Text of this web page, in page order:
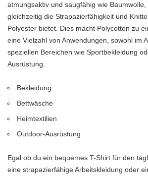
atmungsaktiv und saugfähig wie
gleichzeitig die Strapazierfähigkeit und
Polyester bietet. Dies macht Polycotton zu
eine Vielzahl von Anwendungen, sowohl im
speziellen Bereichen wie Sportbekleidung
Ausrüstung.
Bekleidung
Bettwäsche
Heimtextilien
Outdoor-Ausrüstung
Egal ob du ein bequemes T-Shirt für den
eine strapazierfähige Arbeitskleidung oder